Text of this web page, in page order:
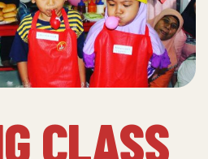
CLASS